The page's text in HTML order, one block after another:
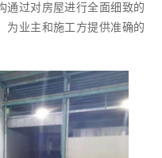
通过对房屋进行全面细致的
为业主和施工方提供准确的